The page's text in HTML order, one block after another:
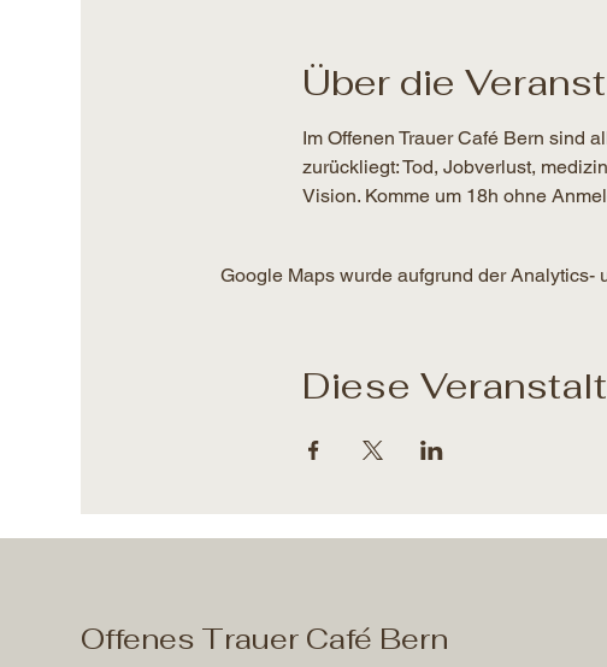
Über die
Im Offenen Trauer Café Bern sind
zurückliegt: Tod, Jobverlust,
Vision. Komme um 18h ohne
Google Maps wurde aufgrund der
Diese
Offenes Trauer Café Bern